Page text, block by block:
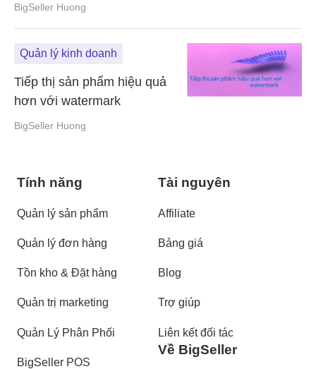
BigSeller Huong
Quản lý kinh doanh
Tiếp thị sản phẩm hiệu quả
hơn với watermark
BigSeller Huong
Tính năng
Quản lý sản phẩm
Quản lý đơn hàng
Tồn kho & Đặt hàng
Quản trị marketing
Quản Lý Phân Phối
BigSeller POS
Tài nguyên
Affiliate
Bảng giá
Blog
Trợ giúp
Liên kết đối tác
Về BigSeller